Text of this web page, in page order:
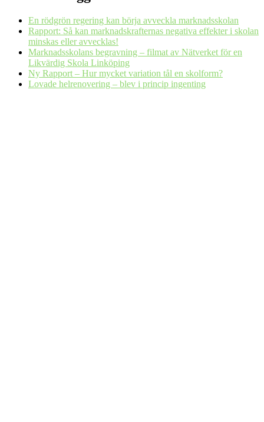
En rödgrön regering kan börja avveckla marknadsskolan
Rapport: Så kan marknadskrafternas negativa effekter i skolan
minskas eller avvecklas!
Marknadsskolans begravning – filmat av Nätverket för en
Likvärdig Skola Linköping
Ny Rapport – Hur mycket variation tål en skolform?
Lovade helrenovering – blev i princip ingenting